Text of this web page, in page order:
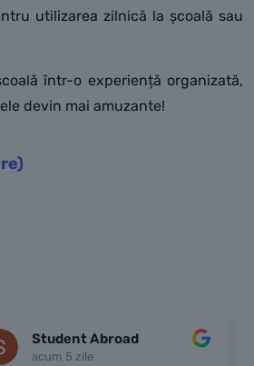
utilizarea zilnică la școală sau
într-o experiență organizată,
devin mai amuzante!
Student Abroad
acum 5 zile